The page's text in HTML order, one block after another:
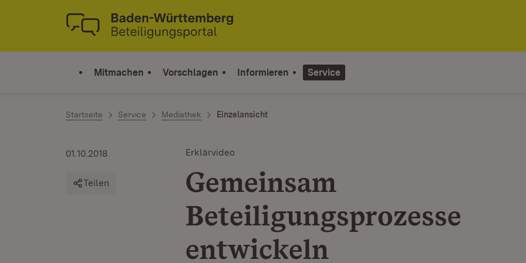
Zum Inhalt springen
Link zur Startseite
Mitmachen Vorschlagen Informieren Service
Startseite Service Mediathek Einzelansicht
Erklärvideo
Gemeinsam
Beteiligungsprozesse
entwickeln
01.10.2018
Teilen